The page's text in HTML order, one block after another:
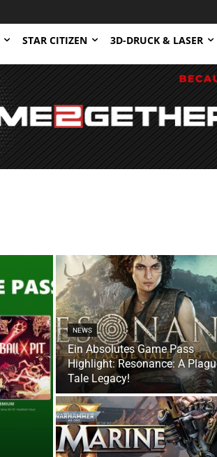
STAR CITIZEN 3D-DRUCK & LASER
NEWS
Ein Absolutes Game Pass
Highlight: Resonance: A
Tale Legacy!